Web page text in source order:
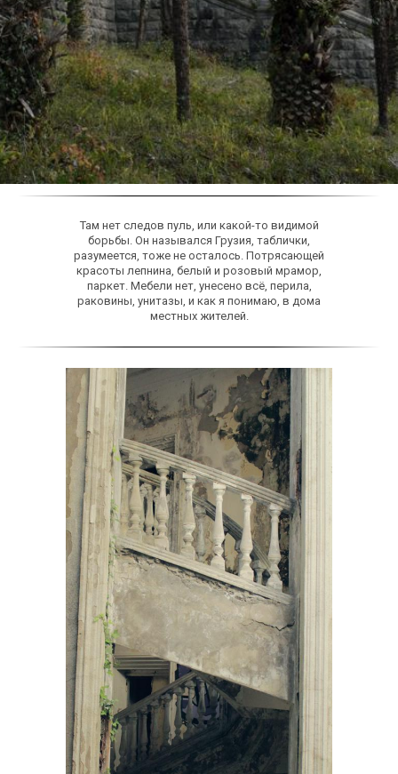
Там нет следов пуль, или какой-то видимой
борьбы. Он назывался Грузия, таблички,
разумеется, тоже не осталось. Потрясающей
красоты лепнина, белый и розовый мрамор,
паркет. Мебели нет, унесено всё, перила,
раковины, унитазы, и как я понимаю, в дома
местных жителей.